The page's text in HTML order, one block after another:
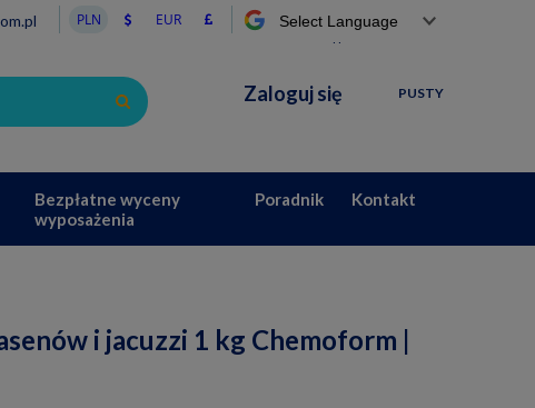
Powered by
PUSTY
Zaloguj się
Bezpłatne wyceny
wyposażenia
Poradnik Kontakt
i jacuzzi 1 kg Chemoform |